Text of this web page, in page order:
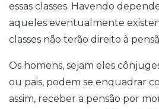
essas classes. Havendo
aqueles eventualmente
classes não terão direito à
Os homens, sejam eles
ou pais, podem se enquadrar
assim, receber a pensão por